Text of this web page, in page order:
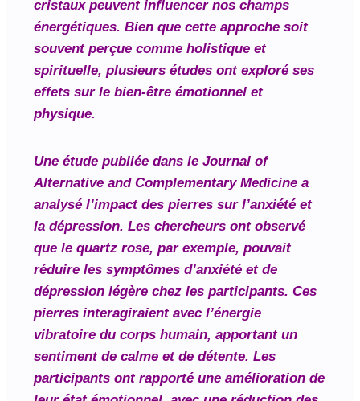
cristaux peuvent influencer nos champs
énergétiques. Bien que cette approche soit
souvent perçue comme holistique et
spirituelle, plusieurs études ont exploré ses
effets sur le bien-être émotionnel et
physique.
Une étude publiée dans le Journal of
Alternative and Complementary Medicine a
analysé l’impact des pierres sur l’anxiété et
la dépression. Les chercheurs ont observé
que le quartz rose, par exemple, pouvait
réduire les symptômes d’anxiété et de
dépression légère chez les participants. Ces
pierres interagiraient avec l’énergie
vibratoire du corps humain, apportant un
sentiment de calme et de détente. Les
participants ont rapporté une amélioration de